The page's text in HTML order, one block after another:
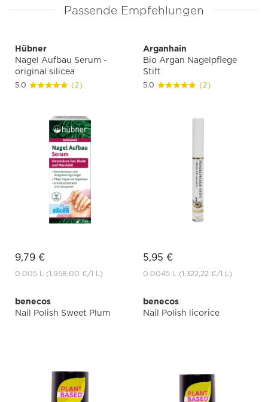
Passende Empfehlungen
Hübner
Nagel Aufbau Serum -
original silicea
5.0 (2)
9,79 €
0.005 L (1.958,00 €/1 L)
Arganhain
Bio Argan Nagelpflege
Stift
5.0 (2)
5,95 €
0.0045 L (1.322,22 €/1 L)
benecos
Nail Polish Sweet Plum
benecos
Nail Polish licorice